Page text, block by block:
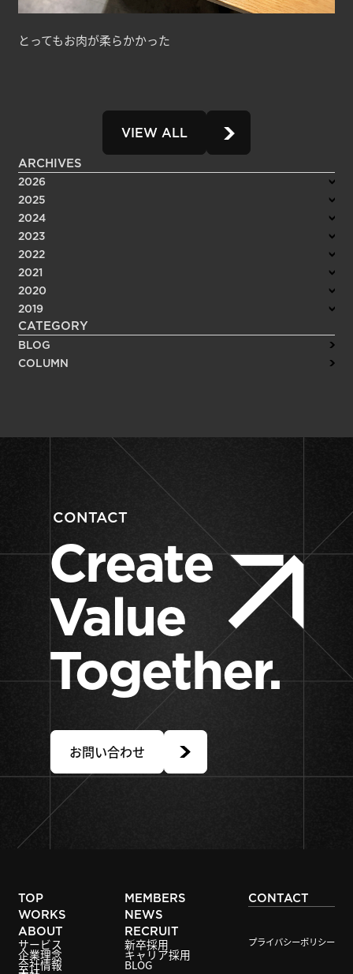
ARCHIVES
2026
2025
2024
2023
2022
2021
2020
2019
CATEGORY
BLOG
COLUMN
とってもお肉が柔らかかった
VIEW ALL
CONTACT
Create
Value
Together.
お問い合わせ
TOP
WORKS
ABOUT
サービス
企業理念
会社情報
MEMBERS
NEWS
RECRUIT
新卒採用
キャリア採用
BLOG
CONTACT
プライバシーポリシー